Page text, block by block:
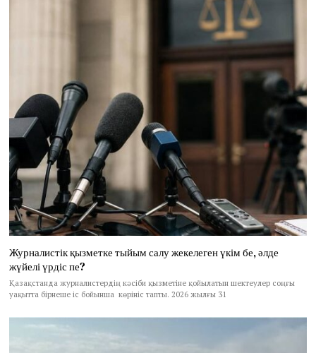
Журналистік қызметке тыйым салу жекелеген үкім бе, әлде
жүйелі үрдіс пе?
Қазақстанда журналистердің кәсіби қызметіне қойылатын шектеулер соңғы
уақытта бірнеше іс бойынша көрініс тапты. 2026 жылғы 31